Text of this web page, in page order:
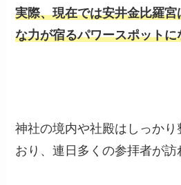
実際、現在では安井金比羅
な力が宿るパワースポット
神社の境内や社殿はしっか
おり、連日多くの参拝者が訪